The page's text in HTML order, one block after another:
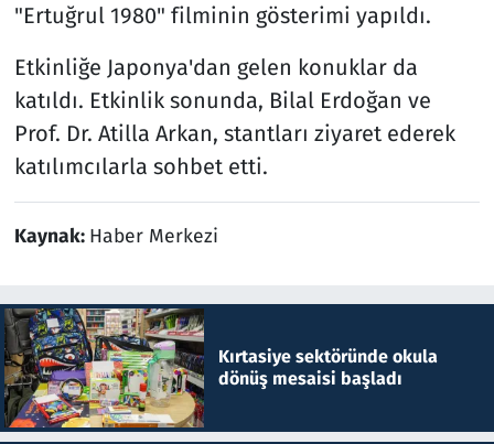
"Ertuğrul 1980" filminin gösterimi yapıldı.
Etkinliğe Japonya'dan gelen konuklar da
katıldı. Etkinlik sonunda, Bilal Erdoğan ve
Prof. Dr. Atilla Arkan, stantları ziyaret ederek
katılımcılarla sohbet etti.
Kaynak: Haber Merkezi
Kırtasiye sektöründe okula
dönüş mesaisi başladı